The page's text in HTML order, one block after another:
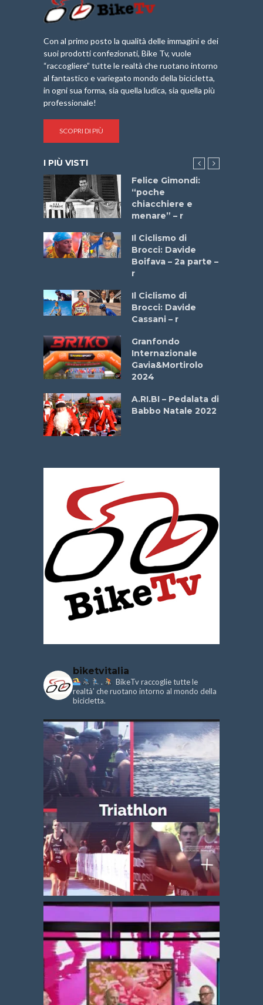
Con al primo posto la qualità delle immagini e dei
suoi prodotti confezionati, Bike Tv, vuole
“raccogliere” tutte le realtà che ruotano intorno
al fantastico e variegato mondo della bicicletta,
in ogni sua forma, sia quella ludica, sia quella più
professionale!
SCOPRI DI PIÙ
I PIÙ VISTI
Felice Gimondi:
“poche
chiacchiere e
menare” – r
Il Ciclismo di
Brocci: Davide
Boifava – 2a parte –
r
Il Ciclismo di
Brocci: Davide
Cassani – r
Granfondo
Internazionale
Gavia&Mortirolo
2024
A.RI.BI – Pedalata di
Babbo Natale 2022
biketvitalia
.
BikeTv raccoglie tutte le
realtà’ che ruotano intorno al mondo della
bicicletta.